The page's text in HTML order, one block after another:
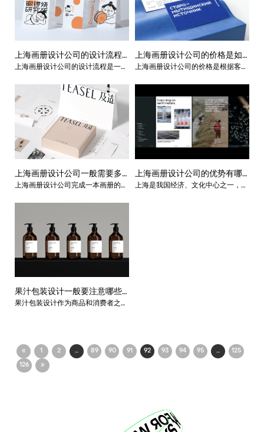
上海画册设计公司的设计流程
是怎样的？
上海画册设计公司的设计流程是一系
略定位、创意构思、方案设计、执行
实施到成果评估等多个阶段，涵盖了
整个设计项目的规划、执行和监控。
下面是上海画册设计公司的设计流
上海画册设计公司的价格是如
何计算的？
上海画册设计公司的价格是根据客户
目、不同的客户，价格会有所不同。
一般来说，画册设计公司的价格计算
包括以下几个方面：
上海画册设计公司一般需要多
长时间完成一本画册的设计？
上海画册设计公司完成一本画册的设
间完成设计和编辑工作；而对于一本
复杂的画册，需要更多的时间和精
力。一般来说，画册的设计时间包括
以下几个方面：
上海画册设计公司的优势有哪
些？
上海是我国经济、文化中心之一，拥
果汁包装设计一般要注意哪些
细节？
果汁包装设计作为商品和消费者之间
此，上海包装设计公司的小编就来介
绍下在果汁包装设计时需要注意哪些
细节？
« 1 2 ... 89 90 91 92 93 94 95 ... 125
126 »